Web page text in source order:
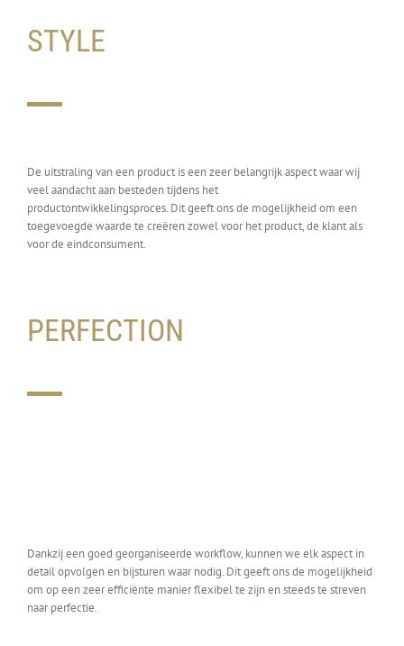
STYLE
De uitstraling van een product is een zeer belangrijk aspect waar wij
veel aandacht aan besteden tijdens het
productontwikkelingsproces. Dit geeft ons de mogelijkheid om een
toegevoegde waarde te creëren zowel voor het product, de klant als
voor de eindconsument.
PERFECTION
Dankzij een goed georganiseerde workflow, kunnen we elk aspect in
detail opvolgen en bijsturen waar nodig. Dit geeft ons de mogelijkheid
om op een zeer efficiënte manier flexibel te zijn en steeds te streven
naar perfectie.